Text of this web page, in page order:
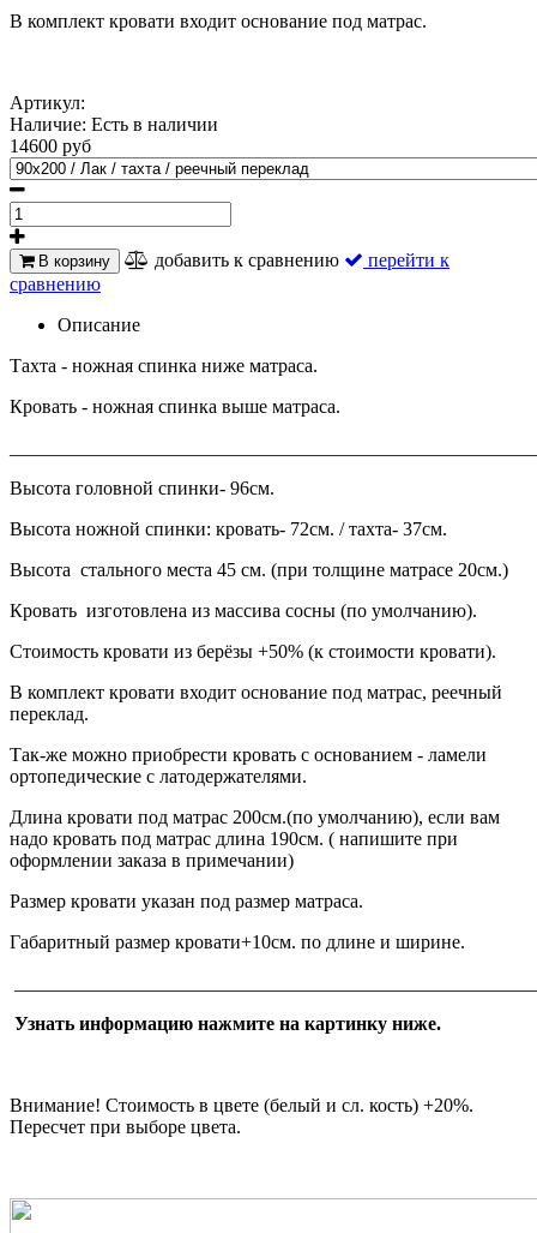
В комплект кровати входит основание под матрас.
Артикул:
Наличие: Есть в наличии
14600 руб
В корзину добавить к сравнению
перейти к
сравнению
Описание
Тахта - ножная спинка ниже матраса.
Кровать - ножная спинка выше матраса.
Высота головной спинки- 96см.
Высота ножной спинки: кровать- 72см. / тахта- 37см.
Высота стального места 45 см. (при толщине матрасе 20см.)
Кровать изготовлена из массива сосны (по умолчанию).
Стоимость кровати из берёзы +50% (к стоимости кровати).
В комплект кровати входит основание под матрас, реечный
переклад.
Так-же можно приобрести кровать с основанием - ламели
ортопедические с латодержателями.
Длина кровати под матрас 200см.(по умолчанию), если вам
надо кровать под матрас длина 190см. ( напишите при
оформлении заказа в примечании)
Размер кровати указан под размер матраса.
Габаритный размер кровати+10см. по длине и ширине.
Узнать информацию нажмите на картинку ниже.
Внимание! Стоимость в цвете (белый и сл. кость) +20%.
Пересчет при выборе цвета.